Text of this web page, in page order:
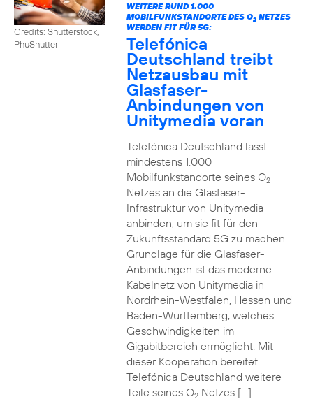
Credits: Shutterstock,
PhuShutter
WEITERE RUND 1.000
MOBILFUNKSTANDORTE DES O2NETZES
WERDEN FIT FÜR 5G:
Telefónica
Deutschland treibt
Netzausbau mit
Glasfaser-
Anbindungen von
Unitymedia voran
Telefónica Deutschland lässt
mindestens 1.000
Mobilfunkstandorte seines O2
Netzes an die Glasfaser-
Infrastruktur von Unitymedia
anbinden, um sie fit für den
Zukunftsstandard 5G zu machen.
Grundlage für die Glasfaser-
Anbindungen ist das moderne
Kabelnetz von Unitymedia in
Nordrhein-Westfalen, Hessen und
Baden-Württemberg, welches
Geschwindigkeiten im
Gigabitbereich ermöglicht. Mit
dieser Kooperation bereitet
Telefónica Deutschland weitere
Teile seines O2Netzes […]